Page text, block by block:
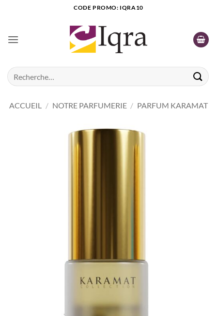
CODE PROMO: IQRA10
Recherche
pour :
ACCUEIL / NOTRE PARFUMERIE / PARFUM KARAMAT